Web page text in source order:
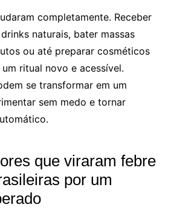
completamente. Receber
naturais, bater massas
ou até preparar cosméticos
ritual novo e acessível.
se transformar em um
sem medo e tornar
que viraram febre
por um